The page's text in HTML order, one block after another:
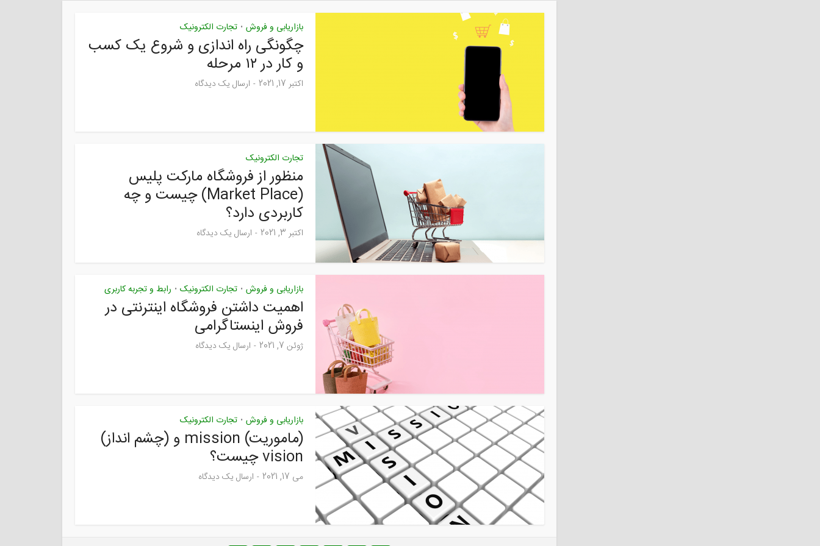
بازاریابی و فروش • تجارت الکترونیک
چگونگی راه اندازی و شروع یک کسب
و کار در ۱۲ مرحله
اکتبر 17, 2021 ارسال یک دیدگاه
تجارت الکترونیک
منظور از فروشگاه مارکت پلیس
(Market Place) چیست و چه
کاربردی دارد؟
اکتبر 3, 2021 ارسال یک دیدگاه
بازاریابی و فروش • تجارت الکترونیک • رابط و تجربه کاربری
اهمیت داشتن فروشگاه اینترنتی در
فروش اینستاگرامی
ژوئن 7, 2021 ارسال یک دیدگاه
بازاریابی و فروش • تجارت الکترونیک
(ماموریت) mission و (چشم انداز)
vision چیست؟
می 17, 2021 ارسال یک دیدگاه